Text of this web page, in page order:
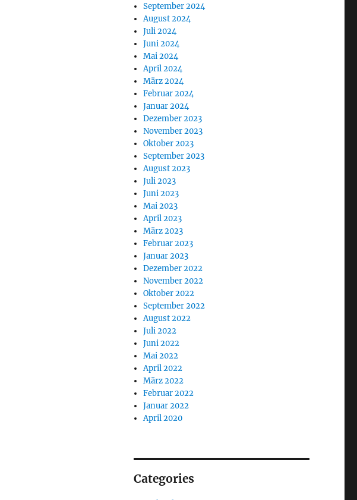
September 2024
August 2024
Juli 2024
Juni 2024
Mai 2024
April 2024
März 2024
Februar 2024
Januar 2024
Dezember 2023
November 2023
Oktober 2023
September 2023
August 2023
Juli 2023
Juni 2023
Mai 2023
April 2023
März 2023
Februar 2023
Januar 2023
Dezember 2022
November 2022
Oktober 2022
September 2022
August 2022
Juli 2022
Juni 2022
Mai 2022
April 2022
März 2022
Februar 2022
Januar 2022
April 2020
Categories